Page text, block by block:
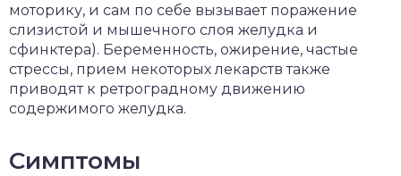
моторику, и сам по себе вызывает поражение
слизистой и мышечного слоя желудка и
сфинктера). Беременность, ожирение, частые
стрессы, прием некоторых лекарств также
приводят к ретроградному движению
содержимого желудка.
Симптомы